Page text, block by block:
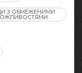
З ОБМЕЖЕНИМИ